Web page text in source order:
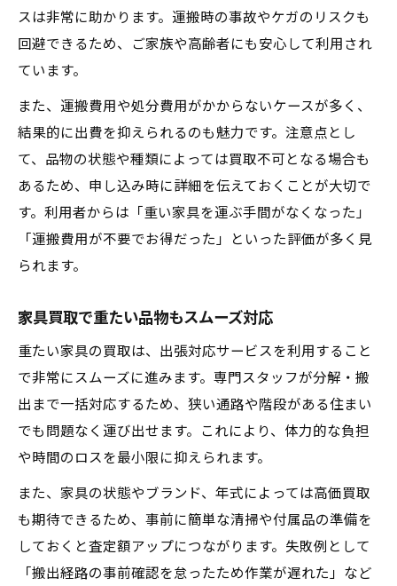
スは非常に助かります。運搬時の事故やケガのリスクも
回避できるため、ご家族や高齢者にも安心して利用され
ています。
また、運搬費用や処分費用がかからないケースが多く、
結果的に出費を抑えられるのも魅力です。注意点とし
て、品物の状態や種類によっては買取不可となる場合も
あるため、申し込み時に詳細を伝えておくことが大切で
す。利用者からは「重い家具を運ぶ手間がなくなった」
「運搬費用が不要でお得だった」といった評価が多く見
られます。
家具買取で重たい品物もスムーズ対応
重たい家具の買取は、出張対応サービスを利用すること
で非常にスムーズに進みます。専門スタッフが分解・搬
出まで一括対応するため、狭い通路や階段がある住まい
でも問題なく運び出せます。これにより、体力的な負担
や時間のロスを最小限に抑えられます。
また、家具の状態やブランド、年式によっては高価買取
も期待できるため、事前に簡単な清掃や付属品の準備を
しておくと査定額アップにつながります。失敗例として
「搬出経路の事前確認を怠ったため作業が遅れた」など